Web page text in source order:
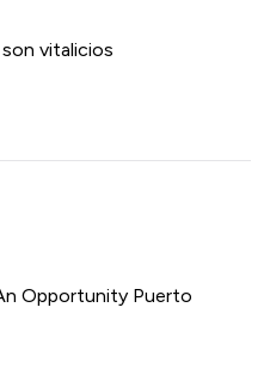
vitalicios
Opportunity Puerto